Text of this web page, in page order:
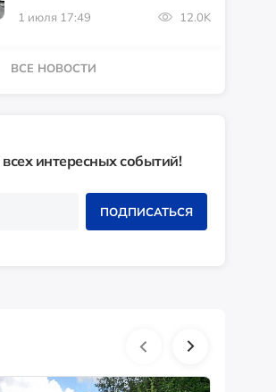
1 июля 17:49 12.0K
ВСЕ НОВОСТИ
всех интересных событий!
ПОДПИСАТЬСЯ